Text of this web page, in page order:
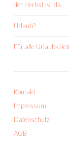
der Herbst ist da…
Urlaub?
Für alle
Kontakt
Impressum
Datenschutz
AGB